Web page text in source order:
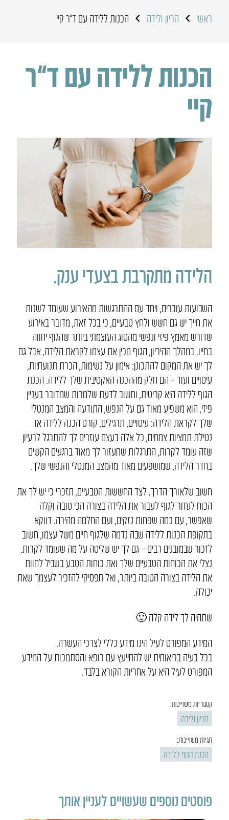
ראשי הריון ולידה הכנות ללידה עם ד”ר קיי
הכנות ללידה עם ד”ר
קיי
הלידה מתקרבת בצעדי ענק.
השבועות עוברים, ויחד עם ההתרגשות מהאירוע שעומד לשנות
את חייך יש גם חשש ולחץ טבעיים, כי בכל זאת, מדובר באירוע
שדורש מאמץ פיזי ונפשי מהסוג העוצמתי ביותר שהגוף יחווה
בחייו. במהלך ההיריון, הגוף מכין את עצמו לקראת הלידה, אבל גם
לך יש את המקום להתכונן: אימון על נשימות, הכרת תנועתיות,
עיסויים ועוד – הם חלק מההכנה האקטיבית שלך ללידה. הכנת
הגוף ללידה היא קריטית, וחשוב לדעת שלמרות שמדובר בעניין
פיזי, הוא משפיע מאוד גם על הנפש, התודעה והמצב המנטלי
שלך לקראת הלידה: עיסויים, תרגילים, קורס הכנה ללידה או
נטילת תמציות צמחים, כל אלה בעצם עוזרים לך להתרגל לרעיון
שזה עומד לקרות, התרגלות שתעזור לך מאוד ברגעים הקשים
בחדר הלידה, שמושפעים מאוד מהמצב המנטלי והנפשי שלך.
חשוב שלאורך הדרך, לצד החששות הטבעיים, תזכרי כי יש לך את
הכוח לעזור לגוף לעבור את הלידה בצורה הכי טובה וקלה
שאפשר, עם כמה שפחות נזקים, ועם החלמה מהירה. דווקא
בתקופת הכנות ללידה שבה נדמה שלגוף חיים משל עצמו, חשוב
לזכור שבמובנים רבים – גם לך יש שליטה על מה שעומד לקרות.
נצלי את הכוחות הטבעיים שלך ואת כוחות הטבע בשביל לחוות
את הלידה בצורה הטובה ביותר, ואל תפסיקי להזכיר לעצמך שאת
יכולה.
שתהיה לך לידה קלה 🙂
המידע המפורט לעיל הינו מידע כללי לצרכי העשרה.
בכל בעיה בריאותית יש להתייעץ עם רופא והסתמכות על המידע
המפורט לעיל היא על אחריות הקורא בלבד.
קטגוריות משוייכות:
הריון ולידה
תגיות משוייכות:
הכנת הגוף ללידה
פוסטים נוספים שעשויים לעניין אותך